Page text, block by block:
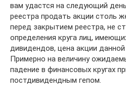
вам удастся на следующий
реестра продать акции столь
перед закрытием реестра, не
определения круга лиц,
дивидендов, цена акции
Примерно на величину
падение в финансовых кругах
постдивидендным гепом.